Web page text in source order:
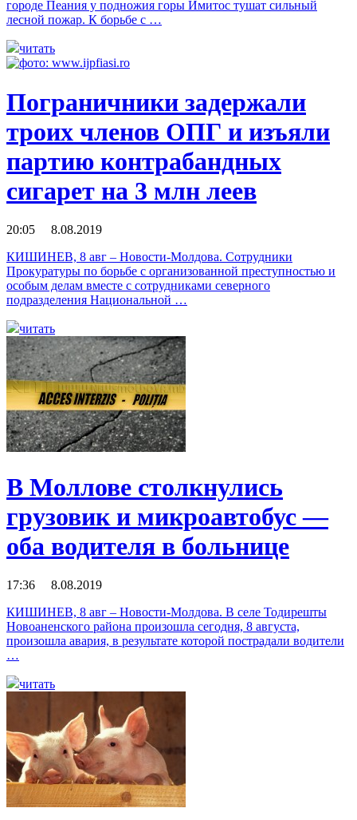
городе Пеания у подножия горы Имитос тушат сильный
лесной пожар. К борьбе с …
читать
Пограничники задержали
троих членов ОПГ и изъяли
партию контрабандных
сигарет на 3 млн леев
20:05 8.08.2019
КИШИНЕВ, 8 авг – Новости-Молдова. Сотрудники
Прокуратуры по борьбе с организованной преступностью и
особым делам вместе с сотрудниками северного
подразделения Национальной …
читать
В Моллове столкнулись
грузовик и микроавтобус —
оба водителя в больнице
17:36 8.08.2019
КИШИНЕВ, 8 авг – Новости-Молдова. В селе Тодирешты
Новоаненского района произошла сегодня, 8 августа,
произошла авария, в результате которой пострадали водители
…
читать